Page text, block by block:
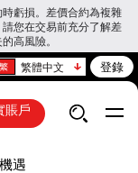
虧損。差價合約為複雜
您在交易前充分了解差
高風險。
繁體中文 登錄
賬戶
遇